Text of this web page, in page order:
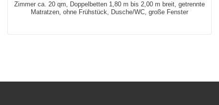
Zimmer ca. 20 qm, Doppelbetten 1,80 m bis 2,00 m breit, getrennte
Matratzen, ohne Frühstück, Dusche/WC, große Fenster